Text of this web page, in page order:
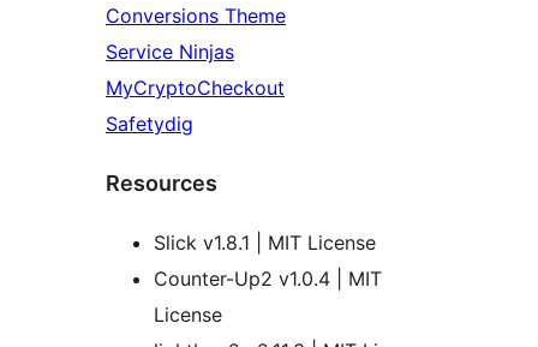
Conversions Theme
Service Ninjas
MyCryptoCheckout
Safetydig
Resources
Slick v1.8.1 | MIT License
Counter-Up2 v1.0.4 | MIT
License